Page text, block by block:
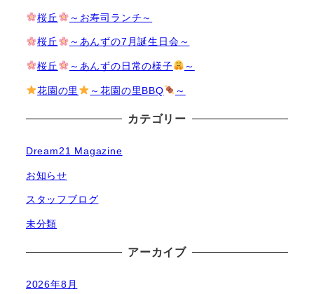
桜丘 ～お寿司ランチ～
桜丘 ～あんずの7月誕生日会～
桜丘 ～あんずの日常の様子 ～
花園の里 ～花園の里BBQ ～
カテゴリー
Dream21 Magazine
お知らせ
スタッフブログ
未分類
アーカイブ
2026年8月